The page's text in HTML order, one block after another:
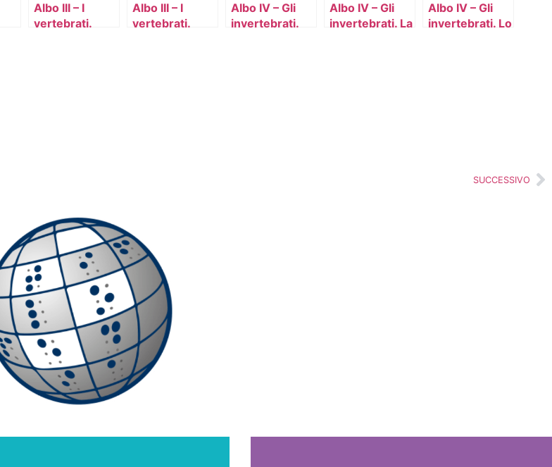
Albo III – I
vertebrati.
Albo III – I
vertebrati.
Albo IV – Gli
invertebrati.
Albo IV – Gli
invertebrati. La
Albo IV – Gli
invertebrati. Lo
SUCCESSIVO